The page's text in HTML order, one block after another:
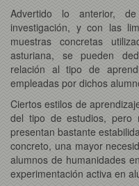
Advertido lo anterior,
investigación, y con las
muestras concretas
asturiana, se pueden
relación al tipo de
empleadas por dichos
Ciertos estilos de
del tipo de estudios, pero
presentan bastante
concreto, una mayor
alumnos de humanidades
experimentación activa en